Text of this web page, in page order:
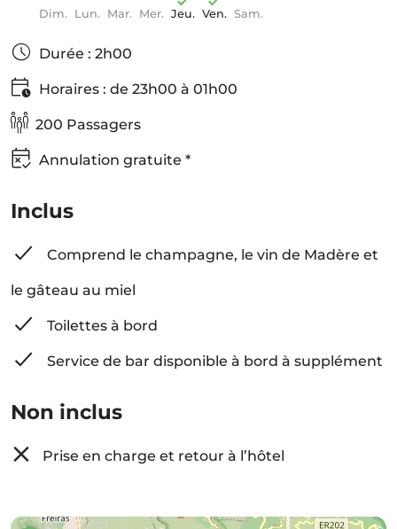
Dim. Lun. Mar. Mer. Jeu. Ven. Sam.
Durée : 2h00
Horaires : de 23h00 à 01h00
200 Passagers
Annulation gratuite *
Inclus
Comprend le champagne, le vin de Madère et
le gâteau au miel
Toilettes à bord
Service de bar disponible à bord à supplément
Non inclus
Prise en charge et retour à l’hôtel